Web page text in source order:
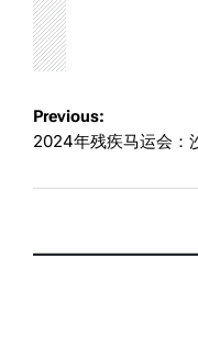
Post
navigation
Previous:
2024年残疾马运会：